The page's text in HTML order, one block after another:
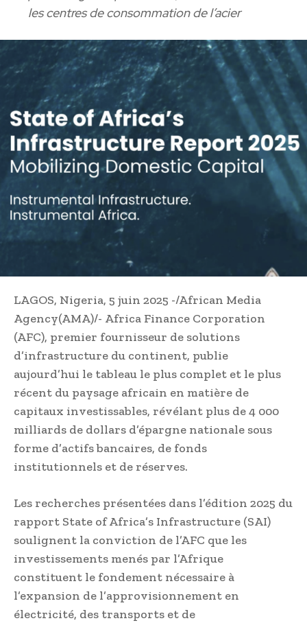
les centres de consommation de l’acier
LAGOS, Nigeria, 5 juin 2025 -/African Media
Agency(AMA)/- Africa Finance Corporation
(AFC), premier fournisseur de solutions
d’infrastructure du continent, publie
aujourd’hui le tableau le plus complet et le plus
récent du paysage africain en matière de
capitaux investissables, révélant plus de 4 000
milliards de dollars d’épargne nationale sous
forme d’actifs bancaires, de fonds
institutionnels et de réserves.
Les recherches présentées dans l’édition 2025 du
rapport State of Africa’s Infrastructure (SAI)
soulignent la conviction de l’AFC que les
investissements menés par l’Afrique
constituent le fondement nécessaire à
l’expansion de l’approvisionnement en
électricité, des transports et de